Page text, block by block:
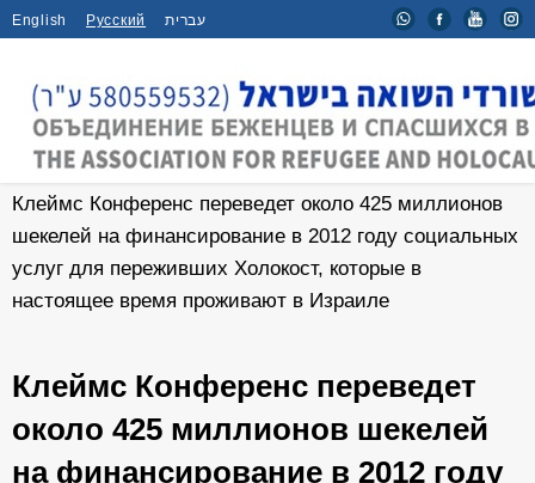
English Русский עברית
Главная / Новости /
Клеймс Конференс переведет около 425 миллионов
шекелей на финансирование в 2012 году социальных
услуг для переживших Холокост, которые в
настоящее время проживают в Израиле
Клеймс Конференс переведет
около 425 миллионов шекелей
на финансирование в 2012 году